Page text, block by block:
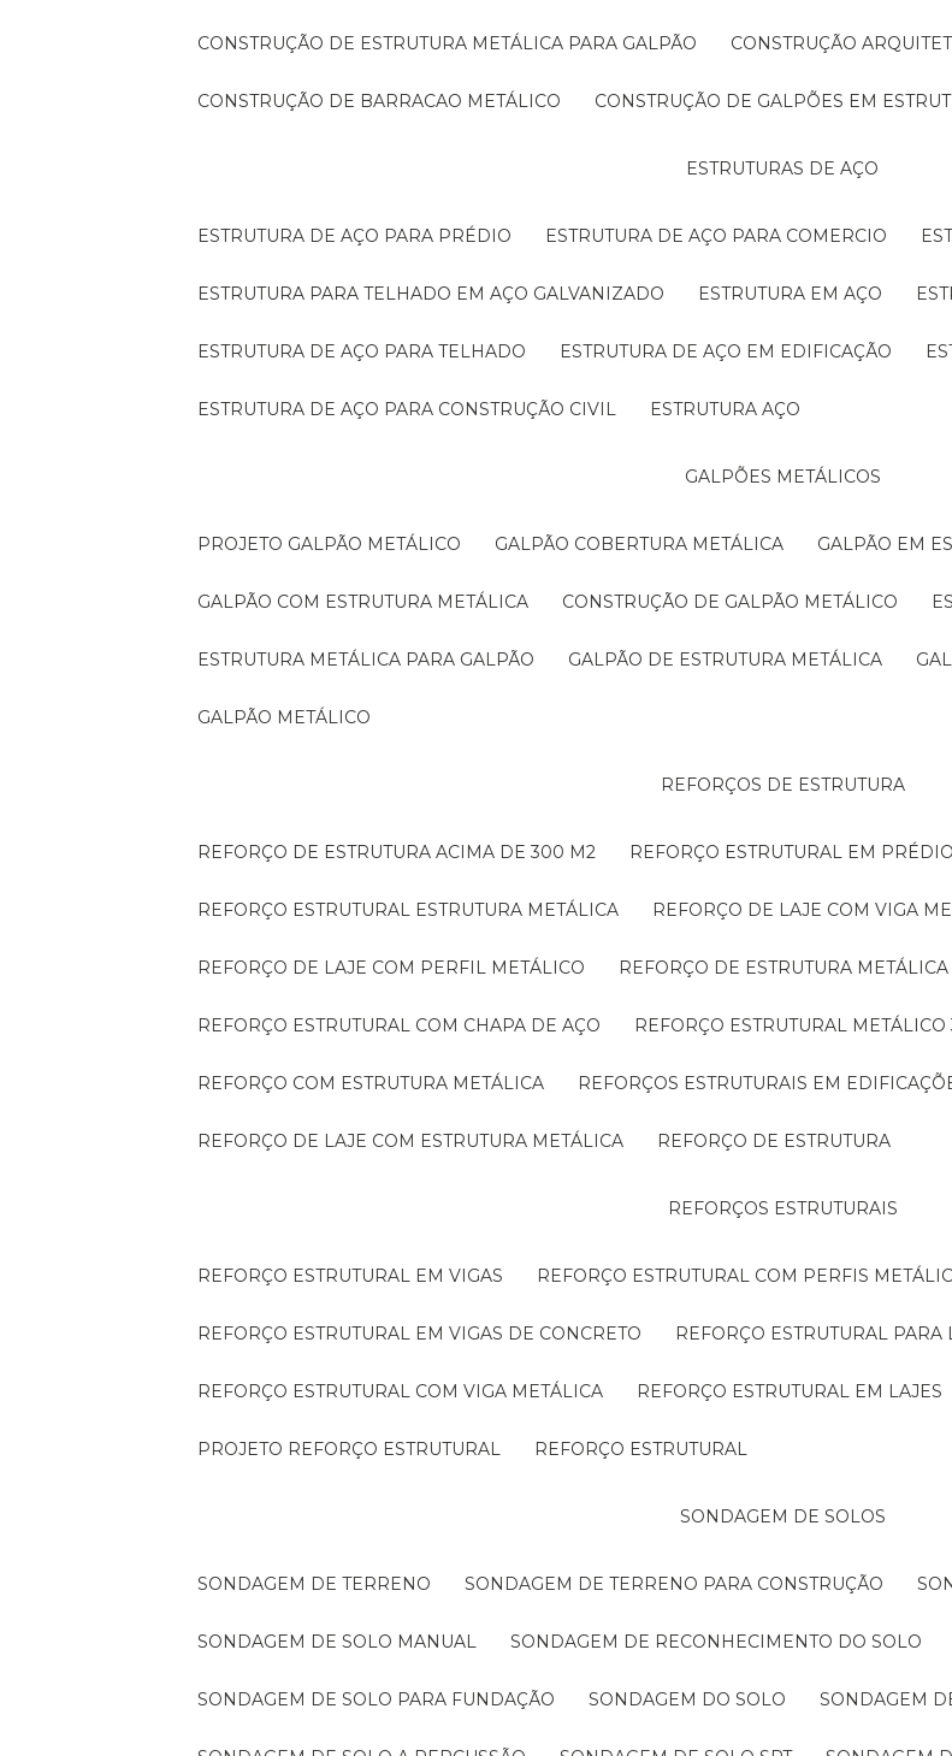
CONSTRUÇÃO DE ESTRUTURA METÁLICA PARA GALPÃO CONSTRUÇÃO
CONSTRUÇÃO DE BARRACAO METÁLICO CONSTRUÇÃO DE GALPÕES EM
ESTRUTURAS DE AÇO
ESTRUTURA DE AÇO PARA PRÉDIO ESTRUTURA DE AÇO PARA COMERCIO
ESTRUTURA PARA TELHADO EM AÇO GALVANIZADO ESTRUTURA EM AÇO
ESTRUTURA DE AÇO PARA TELHADO ESTRUTURA DE AÇO EM EDIFICAÇÃO
ESTRUTURA DE AÇO PARA CONSTRUÇÃO CIVIL ESTRUTURA AÇO
GALPÕES METÁLICOS
PROJETO GALPÃO METÁLICO GALPÃO COBERTURA METÁLICA GALPÃO EM
GALPÃO COM ESTRUTURA METÁLICA CONSTRUÇÃO DE GALPÃO METÁLICO
ESTRUTURA METÁLICA PARA GALPÃO GALPÃO DE ESTRUTURA METÁLICA
GALPÃO METÁLICO
REFORÇOS DE ESTRUTURA
REFORÇO DE ESTRUTURA ACIMA DE 300 M2 REFORÇO ESTRUTURAL EM
REFORÇO ESTRUTURAL ESTRUTURA METÁLICA REFORÇO DE LAJE COM VIGA
REFORÇO DE LAJE COM PERFIL METÁLICO REFORÇO DE ESTRUTURA
REFORÇO ESTRUTURAL COM CHAPA DE AÇO REFORÇO ESTRUTURAL
REFORÇO COM ESTRUTURA METÁLICA REFORÇOS ESTRUTURAIS EM
REFORÇO DE LAJE COM ESTRUTURA METÁLICA REFORÇO DE ESTRUTURA
REFORÇOS ESTRUTURAIS
REFORÇO ESTRUTURAL EM VIGAS REFORÇO ESTRUTURAL COM PERFIS
REFORÇO ESTRUTURAL EM VIGAS DE CONCRETO REFORÇO ESTRUTURAL PARA
REFORÇO ESTRUTURAL COM VIGA METÁLICA REFORÇO ESTRUTURAL EM LAJES
PROJETO REFORÇO ESTRUTURAL REFORÇO ESTRUTURAL
SONDAGEM DE SOLOS
SONDAGEM DE TERRENO SONDAGEM DE TERRENO PARA CONSTRUÇÃO
SONDAGEM DE SOLO MANUAL SONDAGEM DE RECONHECIMENTO DO SOLO
SONDAGEM DE SOLO PARA FUNDAÇÃO SONDAGEM DO SOLO SONDAGEM